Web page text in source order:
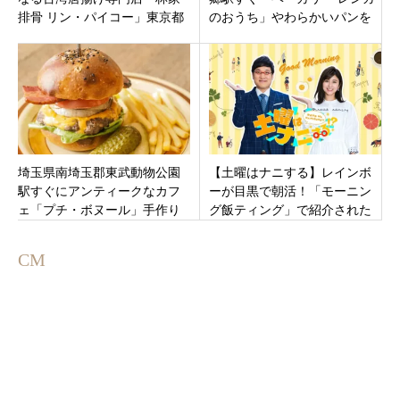
排骨 リン・パイコー」東京都
のおうち」やわらかいパンを
埼玉県南埼玉郡東武動物公園
駅すぐにアンティークなカフ
ェ「プチ・ボヌール」手作り
【土曜はナニする】レインボ
ーが目黒で朝活！「モーニン
グ飯ティング」で紹介された
CM